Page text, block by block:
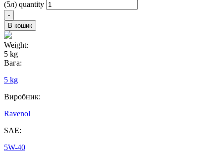
(5л) quantity
-
В кошик
Weight:
5 kg
Вага:
5 kg
Виробник:
Ravenol
SAE:
5W-40